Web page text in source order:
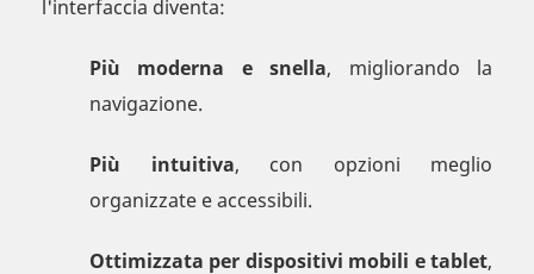
l'interfaccia diventa:
Più moderna e snella, migliorando la
navigazione.
Più intuitiva, con opzioni meglio
organizzate e accessibili.
Ottimizzata per dispositivi mobili e tablet,